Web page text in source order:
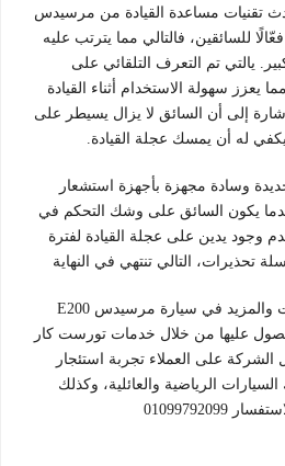
تقنيات مساعدة القيادة من مرسيدس
للسائقين، فالتالي مما يترتب عليه
يالتي تم التعرف التلقائي على
يعزز سهولة الاستخدام أثناء القيادة
إلى أن السائق لا يزال يسيطر على
وسادة مجهزة بأجهزة استشعار
يكون السائق على وشك التحكم في
وجود يدين على عجلة القيادة لفترة
تحذيرات، التالي تنتهي في النهاية
التي تتوفر جميع هذه الميزات والمزيد في سيارة مرسيدس E200
على العملاء تجربة استئجار
الرياضية والعائلية، وكذلك